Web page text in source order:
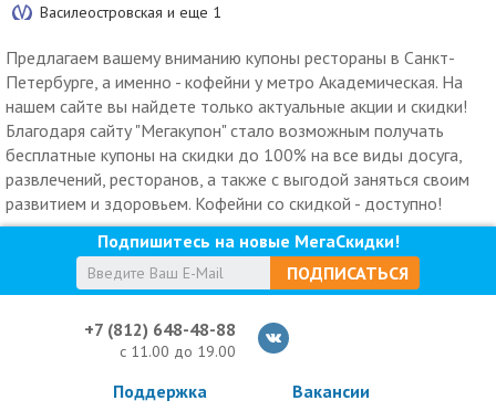
Василеостровская и еще 1
Предлагаем вашему вниманию купоны рестораны в Санкт-
Петербурге, а именно - кофейни у метро Академическая. На
нашем сайте вы найдете только актуальные акции и скидки!
Благодаря сайту "Мегакупон" стало возможным получать
бесплатные купоны на скидки до 100% на все виды досуга,
развлечений, ресторанов, а также с выгодой заняться своим
развитием и здоровьем. Кофейни со скидкой - доступно!
Подпишитесь на новые МегаСкидки!
ПОДПИСАТЬСЯ
+7 (812) 648-48-88
с 11.00 до 19.00
Поддержка Вакансии